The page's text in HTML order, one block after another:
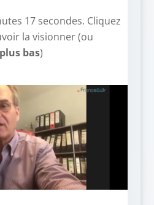
17 secondes. Cliquez
la visionner (ou
bas)